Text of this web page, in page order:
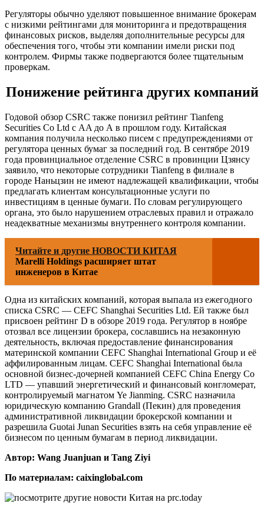
Регуляторы обычно уделяют повышенное внимание брокерам
с низкими рейтингами для мониторинга и предотвращения
финансовых рисков, выделяя дополнительные ресурсы для
обеспечения того, чтобы эти компании имели риски под
контролем. Фирмы также подвергаются более тщательным
проверкам.
Понижение рейтинга других компаний
Годовой обзор CSRC также понизил рейтинг Tianfeng
Securities Co Ltd с AA до А в прошлом году. Китайская
компания получила несколько писем с предупреждениями от
регулятора ценных бумаг за последний год. В сентябре 2019
года провинциальное отделение CSRC в провинции Цзянсу
заявило, что некоторые сотрудники Tianfeng в филиале в
городе Наньцзин не имеют надлежащей квалификации, чтобы
предлагать клиентам консультационные услуги по
инвестициям в ценные бумаги. По словам регулирующего
органа, это было нарушением отраслевых правил и отражало
неадекватные механизмы внутреннего контроля компании.
Читайте и другие НОВОСТИ КИТАЯ
Marelli Holdings расширяет штат
инженеров в Китае
Одна из китайских компаний, которая выпала из ежегодного
списка CSRC — CEFC Shanghai Securities Ltd. Ей также был
присвоен рейтинг D в обзоре 2019 года. Регулятор в ноябре
отозвал все лицензии брокера, сославшись на незаконную
деятельность, включая предоставление финансирования
материнской компании CEFC Shanghai International Group и её
аффилированным лицам. CEFC Shanghai International была
основной бизнес-дочерней компанией CEFC China Energy Co
LTD — упавший энергетический и финансовый конгломерат,
контролируемый магнатом Ye Jianming. CSRC назначила
юридическую компанию Grandall (Пекин) для проведения
административной ликвидации брокерской компании и
разрешила Guotai Junan Securities взять на себя управление её
бизнесом по ценным бумагам в период ликвидации.
Автор: Wang Juanjuan и Tang Ziyi
По материалам: caixinglobal.com